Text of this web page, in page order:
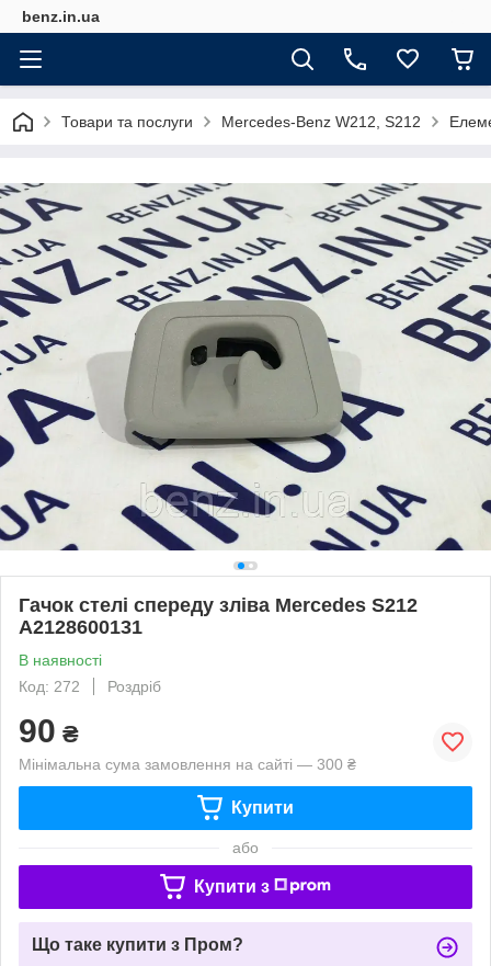
benz.in.ua
Товари та послуги Mercedes-Benz W212, S212
Гачок стелі спереду зліва Mercedes S212
A2128600131
В наявності
Код: 272
Роздріб
90 ₴
Мінімальна сума замовлення на сайті — 300 ₴
Купити
або
Купити з
Що таке купити з Пром?